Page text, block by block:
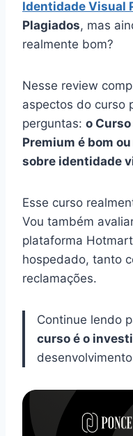
Identidade Visual
Plagiados, mas
realmente bom?
Nesse review
aspectos do curso
perguntas: o
Premium é bom
sobre identidade
Esse curso
Vou também
plataforma
hospedado, tanto
reclamações.
Continue lendo
curso é o